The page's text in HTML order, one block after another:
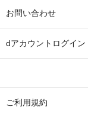
お問い合わせ
dアカウントログイン
ご利用規約